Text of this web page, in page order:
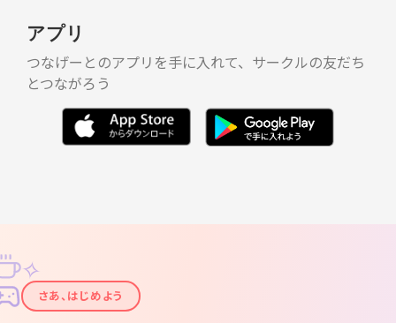
アプリ
つなげーとのアプリを手に入れて、サークルの友だち
とつながろう
✦
✧
さあ、はじめよう